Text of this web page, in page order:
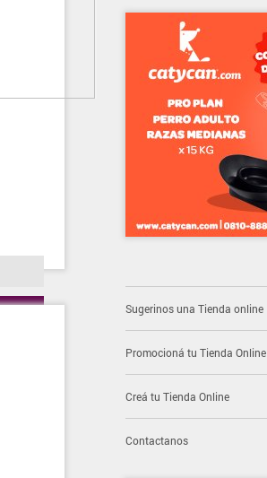
Sugerinos una Tienda online
Promocioná tu Tienda Online
Creá tu Tienda Online
Contactanos